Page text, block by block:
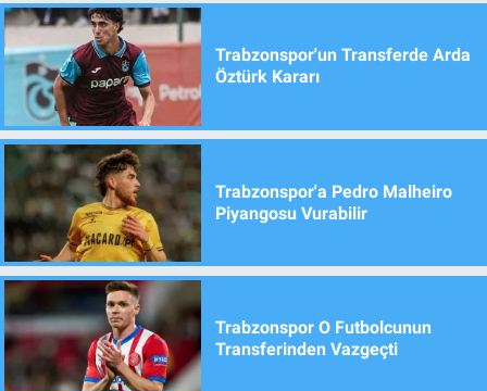
Trabzonspor'un Transferde Arda
Öztürk Kararı
Trabzonspor'a Pedro Malheiro
Piyangosu Vurabilir
Trabzonspor O Futbolcunun
Transferinden Vazgeçti